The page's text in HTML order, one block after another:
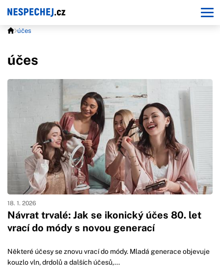
účes
účes
Návrat trvalé: Jak se ikonický účes 80. let
vrací do módy s novou generací
18. 1. 2026
Některé účesy se znovu vrací do módy. Mladá generace objevuje
kouzlo vln, drdolů a dalších účesů,...